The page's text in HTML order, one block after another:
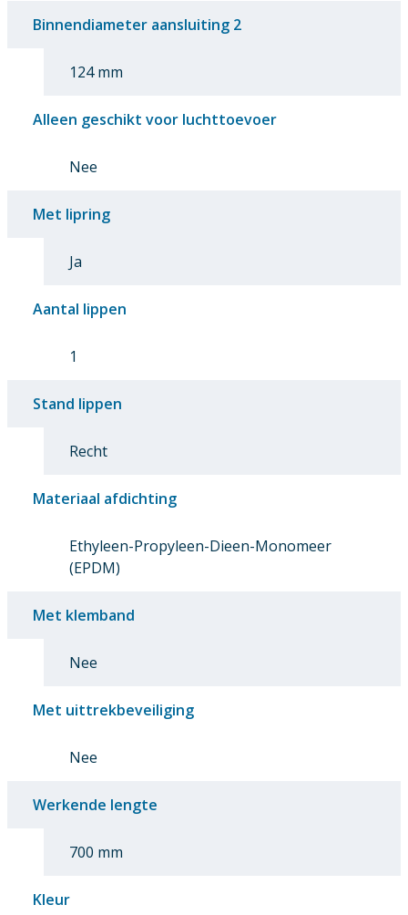
Binnendiameter aansluiting 2
124 mm
Alleen geschikt voor luchttoevoer
Nee
Met lipring
Ja
Aantal lippen
1
Stand lippen
Recht
Materiaal afdichting
Ethyleen-Propyleen-Dieen-Monomeer
(EPDM)
Met klemband
Nee
Met uittrekbeveiliging
Nee
Werkende lengte
700 mm
Kleur